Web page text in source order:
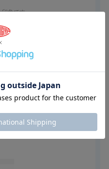
印象です。
む
になった
引き出し用アルミ取手